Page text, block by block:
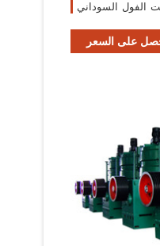
الفول السوداني
على السعر